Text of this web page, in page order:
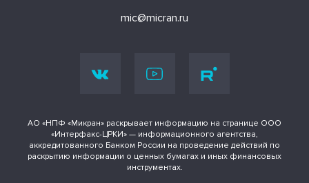
mic@micran.ru
АО «НПФ «Микран» раскрывает информацию на странице ООО
«Интерфакс-ЦРКИ» — информационного агентства,
аккредитованного Банком России на проведение действий по
раскрытию информации о ценных бумагах и иных финансовых
инструментах.